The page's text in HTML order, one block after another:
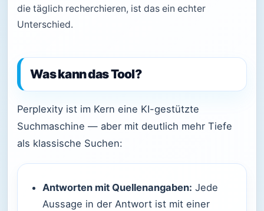
die täglich recherchieren, ist das ein echter
Unterschied.
Was kann das Tool?
Perplexity ist im Kern eine KI-gestützte
Suchmaschine — aber mit deutlich mehr Tiefe
als klassische Suchen:
Antworten mit Quellenangaben: Jede
Aussage in der Antwort ist mit einer